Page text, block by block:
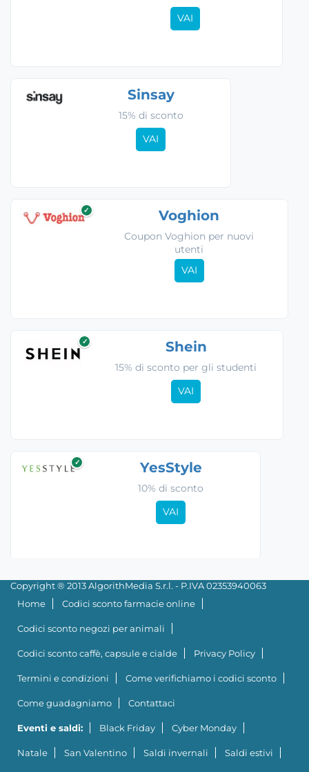
VAI
Sinsay
15% di sconto
VAI
✓ Voghion
Coupon Voghion per nuovi
utenti
VAI
✓ Shein
15% di sconto per gli studenti
VAI
✓ YesStyle
10% di sconto
VAI
Copyright ® 2013 AlgorithMedia S.r.l. - P.IVA 02353940063
Home
Codici sconto farmacie online
Codici sconto negozi per animali
Codici sconto caffè, capsule e cialde Privacy Policy
Termini e condizioni Come verifichiamo i codici sconto
Come guadagniamo Contattaci
Eventi e saldi: Black Friday Cyber Monday
Natale San Valentino Saldi invernali Saldi estivi